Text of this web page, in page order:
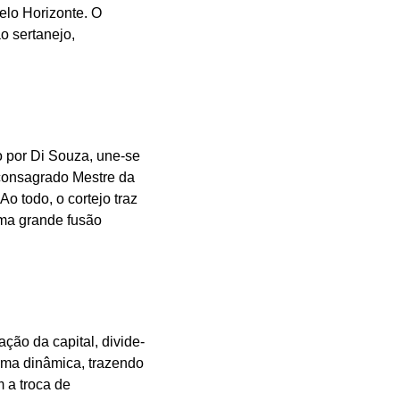
Horizonte. O
sertanejo,
por Di Souza, une-se
Mestre da
todo, o cortejo traz
grande fusão
da capital, divide-
dinâmica, trazendo
a troca de